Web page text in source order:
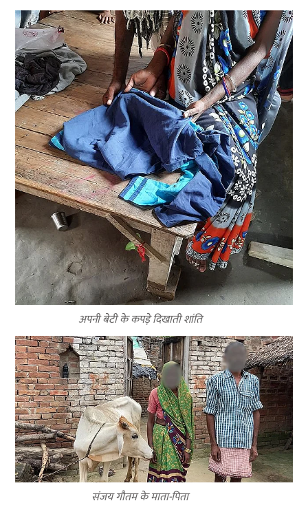
अपनी बेटी के कपड़े दिखाती शांति
संजय गौतम के माता-पिता